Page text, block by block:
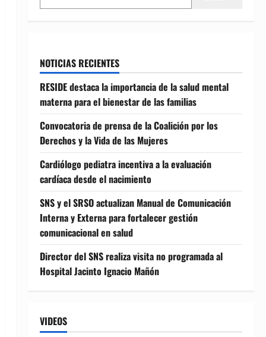
NOTICIAS RECIENTES
RESIDE destaca la importancia de la salud mental
materna para el bienestar de las familias
Convocatoria de prensa de la Coalición por los
Derechos y la Vida de las Mujeres
Cardiólogo pediatra incentiva a la evaluación
cardíaca desde el nacimiento
SNS y el SRSO actualizan Manual de Comunicación
Interna y Externa para fortalecer gestión
comunicacional en salud
Director del SNS realiza visita no programada al
Hospital Jacinto Ignacio Mañón
VIDEOS